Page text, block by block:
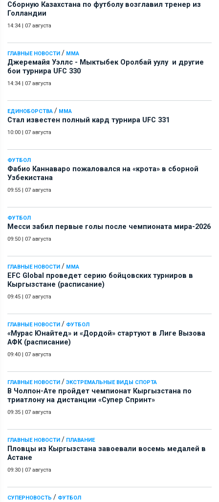
Сборную Казахстана по футболу возглавил тренер из
Голландии
14:34 | 07 августа
ГЛАВНЫЕ НОВОСТИ / ММА
Джеремайя Уэллс - Мыктыбек Оролбай уулу и другие
бои турнира UFC 330
14:34 | 07 августа
ЕДИНОБОРСТВА / ММА
Стал известен полный кард турнира UFC 331
10:00 | 07 августа
ФУТБОЛ
Фабио Каннаваро пожаловался на «крота» в сборной
Узбекистана
09:55 | 07 августа
ФУТБОЛ
Месси забил первые голы после чемпионата мира-2026
09:50 | 07 августа
ГЛАВНЫЕ НОВОСТИ / ММА
EFC Global проведет серию бойцовских турниров в
Кыргызстане (расписание)
09:45 | 07 августа
ГЛАВНЫЕ НОВОСТИ / ФУТБОЛ
«Мурас Юнайтед» и «Дордой» стартуют в Лиге Вызова
АФК (расписание)
09:40 | 07 августа
ГЛАВНЫЕ НОВОСТИ / ЭКСТРЕМАЛЬНЫЕ ВИДЫ СПОРТА
В Чолпон-Ате пройдет чемпионат Кыргызстана по
триатлону на дистанции «Супер Спринт»
09:35 | 07 августа
ГЛАВНЫЕ НОВОСТИ / ПЛАВАНИЕ
Пловцы из Кыргызстана завоевали восемь медалей в
Астане
09:30 | 07 августа
СУПЕРНОВОСТЬ / ФУТБОЛ